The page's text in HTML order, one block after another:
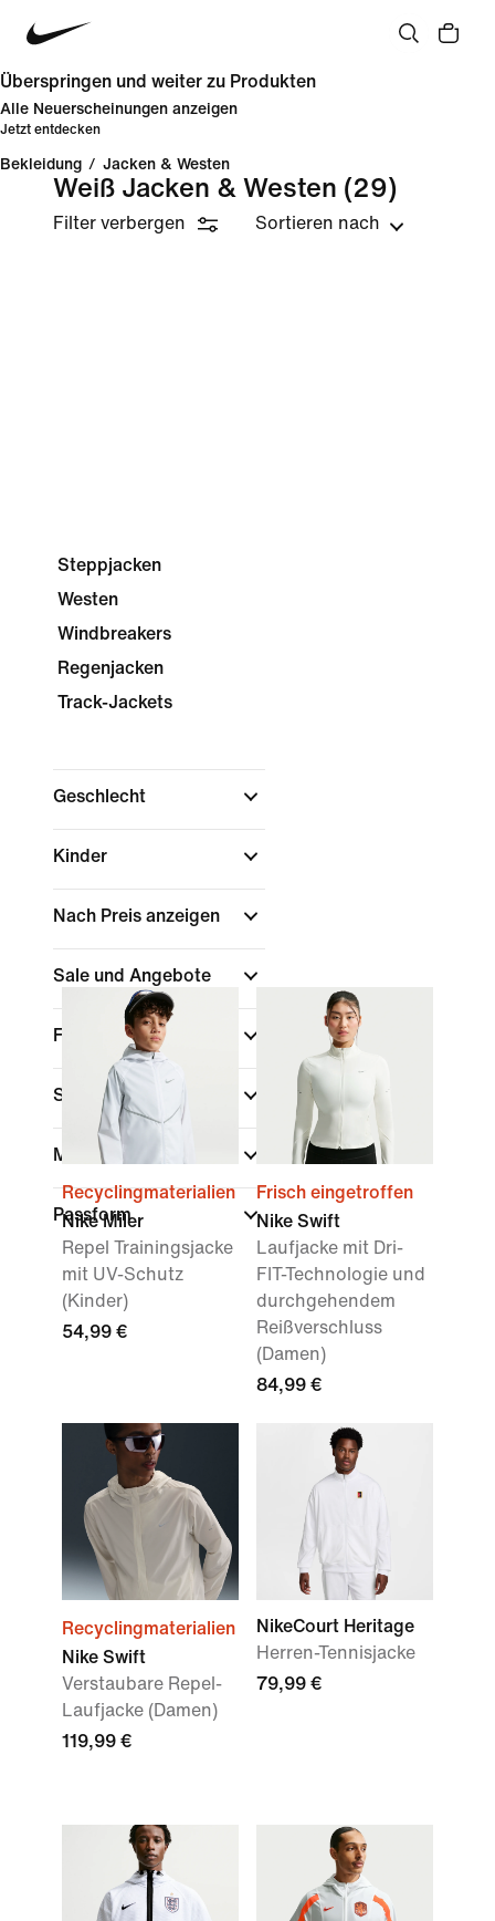
Überspringen und weiter zu Produkten
Alle Neuerscheinungen anzeigen
Jetzt entdecken
Bekleidung / Jacken & Westen
Weiß Jacken & Westen (29)
Filter verbergen Sortieren nach
Steppjacken
Westen
Windbreakers
Regenjacken
Track-Jackets
Geschlecht
Kinder
Nach Preis anzeigen
Sale und Angebote
Farbe
Sport
Marke
Passform
Recyclingmaterialien
Nike Miler
Repel Trainingsjacke
mit UV-Schutz
(Kinder)
54,99 €
Frisch eingetroffen
Nike Swift
Laufjacke mit Dri-
FIT-Technologie und
durchgehendem
Reißverschluss
(Damen)
84,99 €
Recyclingmaterialien
Nike Swift
Verstaubare Repel-
Laufjacke (Damen)
119,99 €
NikeCourt Heritage
Herren-Tennisjacke
79,99 €